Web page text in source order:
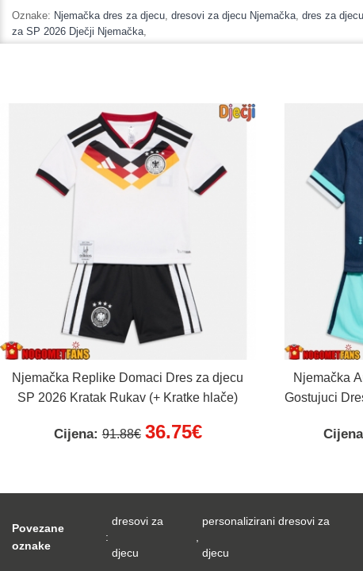
Oznake: Njemačka dres za djecu, dresovi za djecu Njemačka, dres za
za SP 2026 Dječji Njemačka,
Njemačka Replike Domaci Dres za djecu
SP 2026 Kratak Rukav (+ Kratke hlače)
Cijena:91.88€ 36.75€
Njemačka
Gostujuci
Povezane
oznake
:
dresovi za
djecu
personalizirani dresovi za
djecu